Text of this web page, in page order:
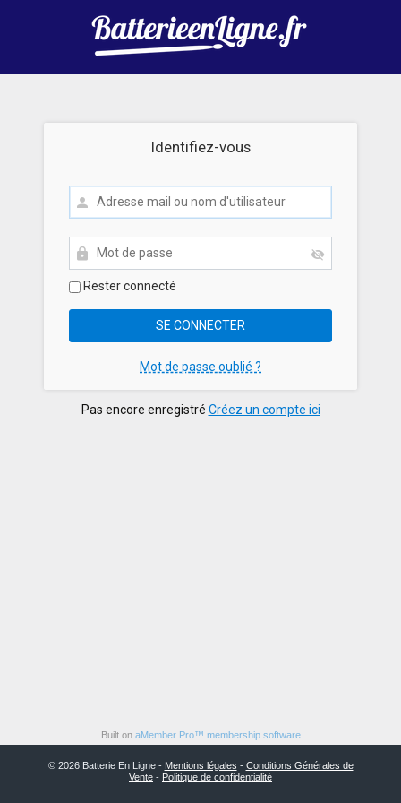
Identifiez-vous
Rester connecté
Mot de passe oublié ?
Pas encore enregistré Créez un compte ici
Built on aMember Pro™ membership software
© 2026 Batterie En Ligne - Mentions légales - Conditions Générales de
Vente - Politique de confidentialité